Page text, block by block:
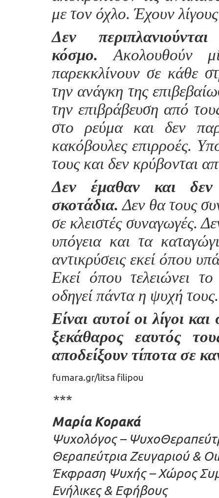
με τον όχλο. Έχουν λίγους
Δεν
κόσμο. Ακολουθούν
παρεκκλίνουν σε κάθε
την ανάγκη της
την επιβράβευση από
στο ρεύμα και δεν
κακόβουλες επιρροές.
τους και δεν κρύβονται
Δεν έμαθαν και
σκοτάδια. Δεν θα τους
σε κλειστές συναγωγές.
υπόγεια και τα
αντικρύσεις εκεί όπου
Εκεί όπου τελειώνει
οδηγεί πάντα η ψυχή τους.
Είναι αυτοί οι λίγοι
ξεκάθαρος εαυτός
αποδείξουν τίποτα σε
fumara.gr/litsa filipou
***
Μαρία Κορακά
Ψυχολόγος –
Θεραπεύτρια Ζευγαριού &
Έκφραση Ψυχής – Χώρος
Ενήλικες & Εφήβους